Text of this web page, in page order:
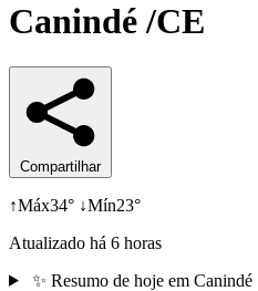
Canindé/CE
Compartilhar
↑Máx34° ↓Mín23°
Atualizado há 6 horas
✨ Resumo de hoje em Canindé